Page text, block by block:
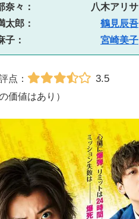
奈々：　　　　　　八木アリサ
満太郎： 鶴見辰吾
麻子： 宮崎美子
点： 3.5
価値はあり）